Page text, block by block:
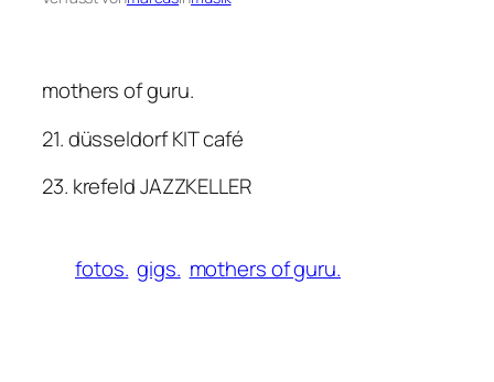
mothers of guru.
21. düsseldorf KIT café
23. krefeld JAZZKELLER
fotos. gigs. mothers of guru.